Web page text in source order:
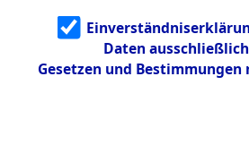
Identifizierun
g
5.3.3
Todesmärsch
Daten
Gesetzen und